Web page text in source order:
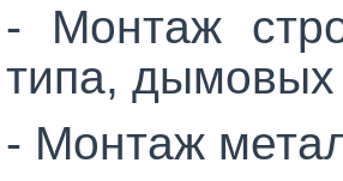
- Монтаж
типа, дымовых
- Монтаж